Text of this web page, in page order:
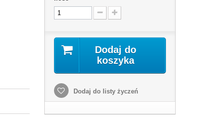
Dodaj do
koszyka
Dodaj do listy życzeń